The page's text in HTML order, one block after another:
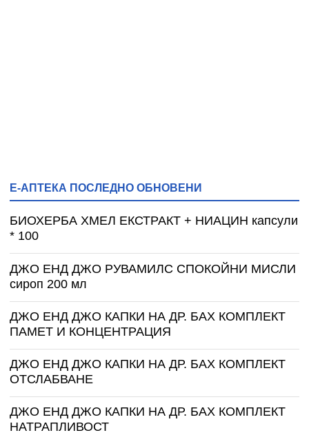
Е-АПТЕКА ПОСЛЕДНО ОБНОВЕНИ
БИОХЕРБА ХМЕЛ ЕКСТРАКТ + НИАЦИН капсули
* 100
ДЖО ЕНД ДЖО РУВАМИЛС СПОКОЙНИ МИСЛИ
сироп 200 мл
ДЖО ЕНД ДЖО КАПКИ НА ДР. БАХ КОМПЛЕКТ
ПАМЕТ И КОНЦЕНТРАЦИЯ
ДЖО ЕНД ДЖО КАПКИ НА ДР. БАХ КОМПЛЕКТ
ОТСЛАБВАНЕ
ДЖО ЕНД ДЖО КАПКИ НА ДР. БАХ КОМПЛЕКТ
НАТРАПЛИВОСТ